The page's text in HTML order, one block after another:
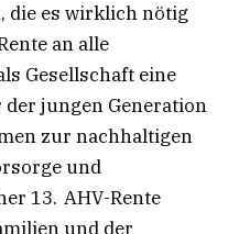
die es wirklich nötig
an alle
Gesellschaft eine
jungen Generation
zur nachhaltigen
und
13. AHV-Rente
und der